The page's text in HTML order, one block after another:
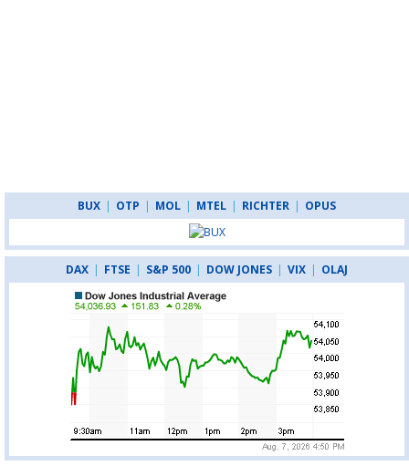
BUX | OTP | MOL | MTEL | RICHTER | OPUS
DAX | FTSE | S&P 500 | DOW JONES | VIX | OLAJ